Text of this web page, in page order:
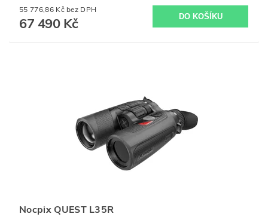
55 776,86 Kč bez DPH
67 490 Kč
Nocpix QUEST L35R